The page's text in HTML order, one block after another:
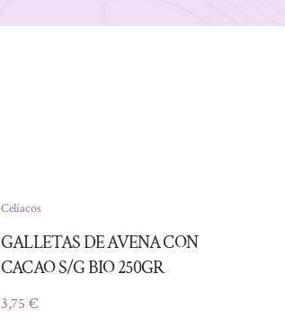
Celíacos
GALLETAS DE AVENA CON
CACAO S/G BIO 250GR
3,75 €